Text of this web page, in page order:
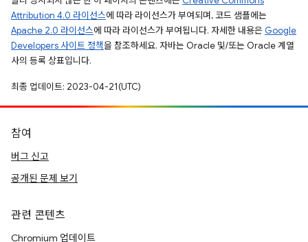
Attribution 4.0 라이선스에 따라 라이선스가 부여되며, 코드 샘플에는
Apache 2.0 라이선스에 따라 라이선스가 부여됩니다. 자세한 내용은 Google
Developers 사이트 정책을 참조하세요. 자바는 Oracle 및/또는 Oracle 계열
사의 등록 상표입니다.
최종 업데이트: 2023-04-21(UTC)
참여
버그 신고
공개된 문제 보기
관련 콘텐츠
Chromium 업데이트